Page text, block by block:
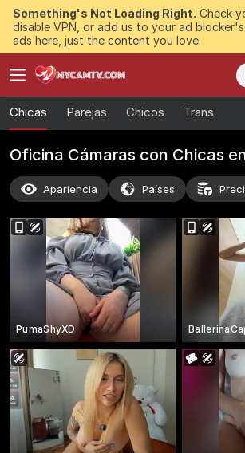
Something's Not Loading Right. Check
disable VPN, or add us to your ad
ads here, just the content you love.
Chicas Parejas Chicos Trans
Oficina Cámaras con Chicas
Apariencia Países
PumaShyXD